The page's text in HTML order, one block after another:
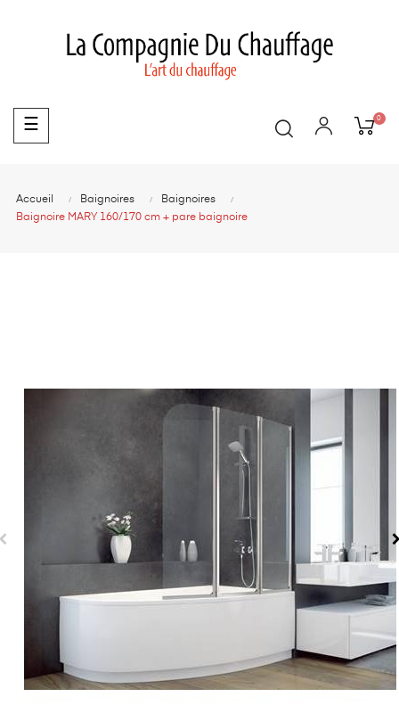
Basculer
la
☰ 0
Accueil Baignoires
Baignoires
Baignoire MARY 160/170 cm + pare baignoire